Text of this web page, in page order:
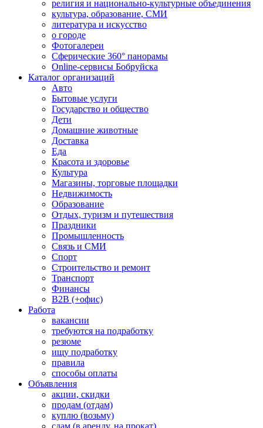
религия и национально-культурные объединения
культура, образование, СМИ
литература и искусство
о городе
Фотогалереи
Сферические 360° панорамы
Online-сервисы Бобруйска
Каталог организаций
Авто
Бытовые услуги
Государство и общество
Дети
Домашние животные
Доставка
Еда
Красота и здоровье
Культура
Магазины, торговые площадки
Недвижимость
Образование
Отдых, туризм и путешествия
Праздники
Промышленность
Связь и СМИ
Спорт
Строительство и ремонт
Транспорт
Финансы
B2B (+офис)
Работа
вакансии
требуются на подработку
резюме
ищу подработку
правила
способы оплаты
Объявления
акции, скидки
продам (отдам)
куплю (возьму)
сдам (в аренду, на прокат)